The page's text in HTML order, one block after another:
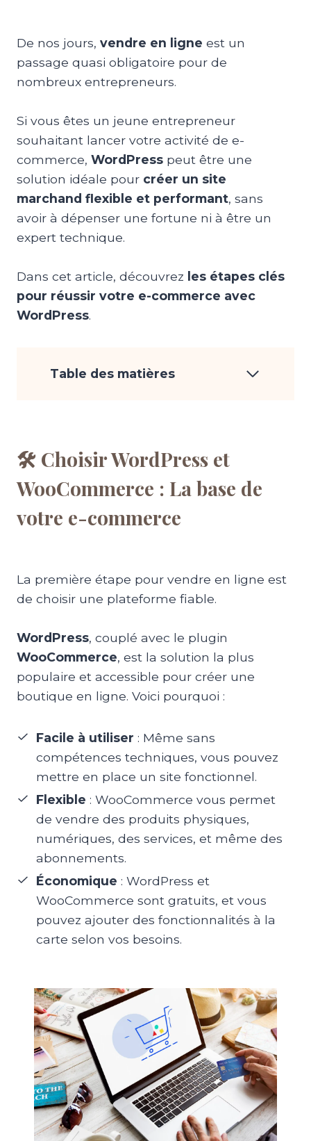
De nos jours, vendre en ligne est un
passage quasi obligatoire pour de
nombreux entrepreneurs.
Si vous êtes un jeune entrepreneur
souhaitant lancer votre activité de e-
commerce, WordPress peut être une
solution idéale pour créer un site
marchand flexible et performant, sans
avoir à dépenser une fortune ni à être un
expert technique.
Dans cet article, découvrez les étapes clés
pour réussir votre e-commerce avec
WordPress.
Table des matières
🛠️ Choisir WordPress et
WooCommerce : La base de
votre e-commerce
La première étape pour vendre en ligne est
de choisir une plateforme fiable.
WordPress, couplé avec le plugin
WooCommerce, est la solution la plus
populaire et accessible pour créer une
boutique en ligne. Voici pourquoi :
Facile à utiliser : Même sans
compétences techniques, vous pouvez
mettre en place un site fonctionnel.
Flexible : WooCommerce vous permet
de vendre des produits physiques,
numériques, des services, et même des
abonnements.
Économique : WordPress et
WooCommerce sont gratuits, et vous
pouvez ajouter des fonctionnalités à la
carte selon vos besoins.